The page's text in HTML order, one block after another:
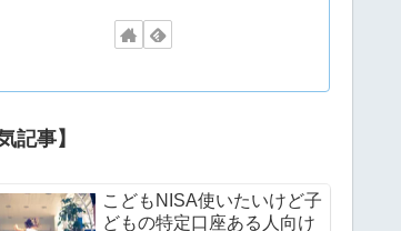
記事】
こどもNISA使いたいけど子
どもの特定口座ある人向け